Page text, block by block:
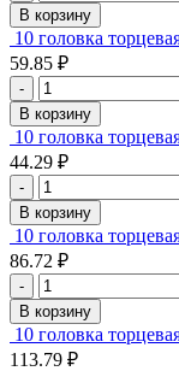
В корзину
10 головка
59.85 ₽
-
В корзину
10 головка
44.29 ₽
-
В корзину
10 головка
86.72 ₽
-
В корзину
10 головка
113.79 ₽